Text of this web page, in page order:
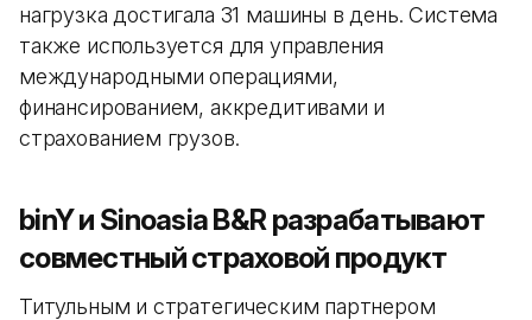
нагрузка достигала 31 машины в день. Система
также используется для управления
международными операциями,
финансированием, аккредитивами и
страхованием грузов.
binY и Sinoasia B&R разрабатывают
совместный страховой продукт
Титульным и стратегическим партнером